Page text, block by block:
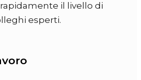
il livello di
esperti.